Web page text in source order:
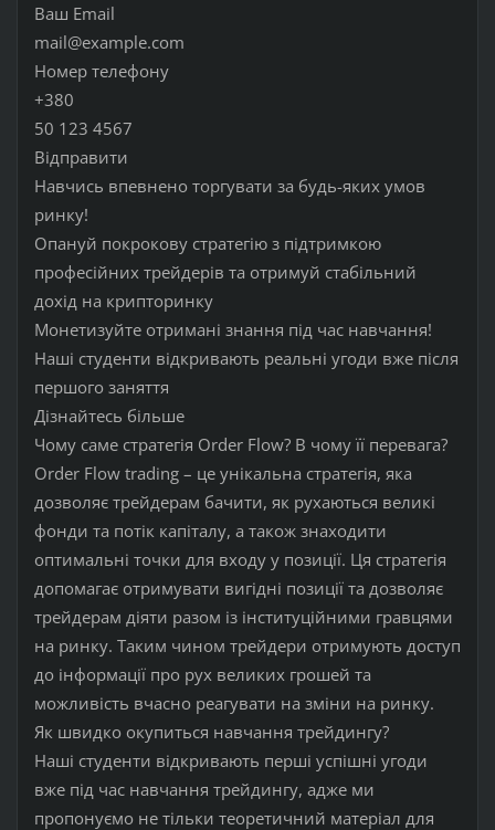
Ваш Email
mail@example.com
Номер телефону
+380
50 123 4567
Відправити
Навчись впевнено торгувати за будь-яких умов
ринку!
Опануй покрокову стратегію з підтримкою
професійних трейдерів та отримуй стабільний
дохід на крипторинку
Монетизуйте отримані знання під час навчання!
Наші студенти відкривають реальні угоди вже після
першого заняття
Дізнайтесь більше
Чому саме стратегія Order Flow? В чому її перевага?
Order Flow trading – це унікальна стратегія, яка
дозволяє трейдерам бачити, як рухаються великі
фонди та потік капіталу, а також знаходити
оптимальні точки для входу у позиції. Ця стратегія
допомагає отримувати вигідні позиції та дозволяє
трейдерам діяти разом із інституційними гравцями
на ринку. Таким чином трейдери отримують доступ
до інформації про рух великих грошей та
можливість вчасно реагувати на зміни на ринку.
Як швидко окупиться навчання трейдингу?
Наші студенти відкривають перші успішні угоди
вже під час навчання трейдингу, адже ми
пропонуємо не тільки теоретичний матеріал для